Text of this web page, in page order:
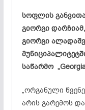
სოფლის
გიორგი
გიორგი
საწარმო
„ორგანული
არის გარემოს